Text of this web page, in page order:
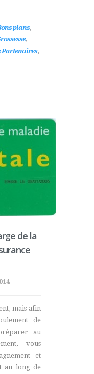
plans,
,
Partenaires,
de la
mais afin
de
au
vous
et
au long de